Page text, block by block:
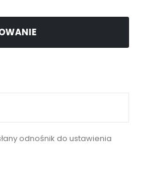
odnośnik do ustawienia